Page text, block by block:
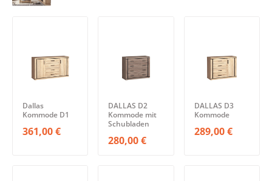
Dallas
Kommode D1
361,00 €
DALLAS D2
Kommode mit
Schubladen
280,00 €
DALLAS D3
Kommode
289,00 €